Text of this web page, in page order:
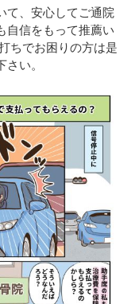
て、安心してご通院
自信をもって推薦い
ちでお困りの方は是
い。